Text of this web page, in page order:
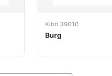
Kibri 39010
Burg